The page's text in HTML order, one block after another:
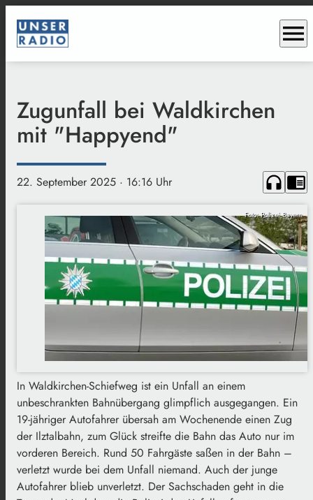
menu
Zugunfall bei Waldkirchen
mit "Happyend"
22. September 2025 · 16:16 Uhr headphones chrome_reader_mode
Foto: Polizei Bayern
In Waldkirchen-Schiefweg ist ein Unfall an einem
unbeschrankten Bahnübergang glimpflich ausgegangen. Ein
19-jähriger Autofahrer übersah am Wochenende einen Zug
der Ilztalbahn, zum Glück streifte die Bahn das Auto nur im
vorderen Bereich. Rund 50 Fahrgäste saßen in der Bahn –
verletzt wurde bei dem Unfall niemand. Auch der junge
Autofahrer blieb unverletzt. Der Sachschaden geht in die